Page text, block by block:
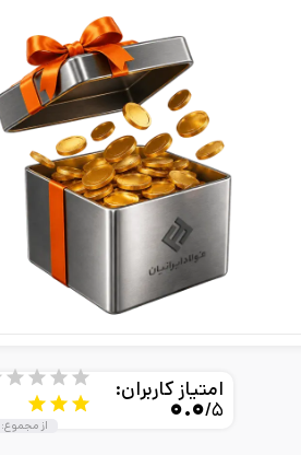
امتیاز کاربران:
۰.۰/۵
از مجموع: